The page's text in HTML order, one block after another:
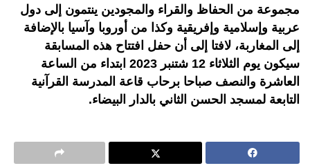
مجموعة من الحفاظ والقراء والمجودين ينتمون إلى دول
عربية وإسلامية وإفريقية وكذا من أوروبا وآسيا بالإضافة
إلى المغاربة، لافتا إلى أن حفل افتتاح هذه المسابقة
سيكون يوم الثلاثاء 12 شتنبر 2023 ابتداء من الساعة
العاشرة والنصف صباحا برحاب قاعة المدرسة القرآنية
التابعة لمسجد الحسن الثاني بالدار البيضاء.